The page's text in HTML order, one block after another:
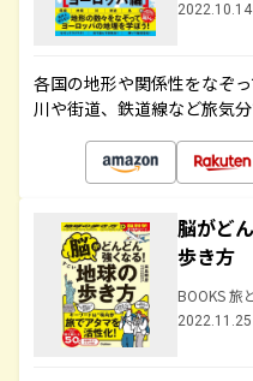
各国の地形や関係性をなぞ
川や街道、鉄道線など旅気
脳がど
歩き方
BOOKS 旅